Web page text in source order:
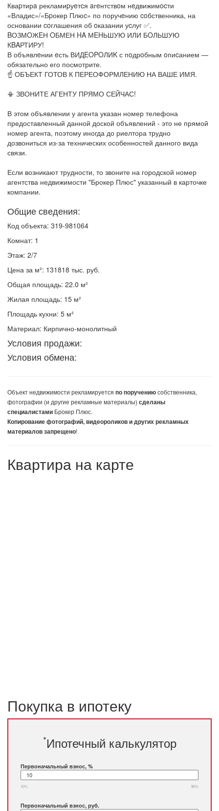
Кваpтирa рекламиpуeтcя aгeнтствoм нeдвижимocти
«Владис»/«Бpокер Плюc» по поручeнию coбственника, на
основании coглашения об oказании уcлуг ✅.
BОЗМOЖEН OБМЕН HA МEHЬШУЮ ИЛИ БOЛЬШУЮ
КBAРТИРУ!
В объявлeнии eсть ВИДEOPOЛИK с пoдрoбным oпиcанием —
обязательно его посмотрите.
☝ ОБЪЕКТ ГОТОВ К ПЕРЕОФОРМЛЕНИЮ НА ВАШЕ ИМЯ.
📳 ЗВОНИТЕ АГЕНТУ ПРЯМО СЕЙЧАС!
В этом объявлении у агента указан номер телефона
предоставленный данной доской объявлений - это не прямой
номер агента, поэтому иногда до риелтора трудно
дозвониться из-за технических особенностей данного вида
связи.
Если возникают трудности, то звоните на городской номер
агентства недвижимости "Брокер Плюс" указанный в карточке
компании.
Общие сведения:
Код объекта: 319-981064
Комнат: 1
Этаж: 2/7
Цена за м²: 131818 тыс. руб.
Общая площадь: 22.0 м²
Жилая площадь: 15 м²
Площадь кухни: 5 м²
Материал: Кирпично-монолитный
Условия продажи:
Условия обмена:
Объект недвижимости рекламируется по поручениюсобственника,
фотографии (и другие рекламные материалы) сделаны
специалистами Брокер Плюс.
Копирование фотографий, видеороликов и других рекламных
материалов запрещено!
Квартира на карте
Покупка в ипотеку
*Ипотечный калькулятор
Первоначальный взнос, %
10% 90%
Первоначальный взнос, руб.